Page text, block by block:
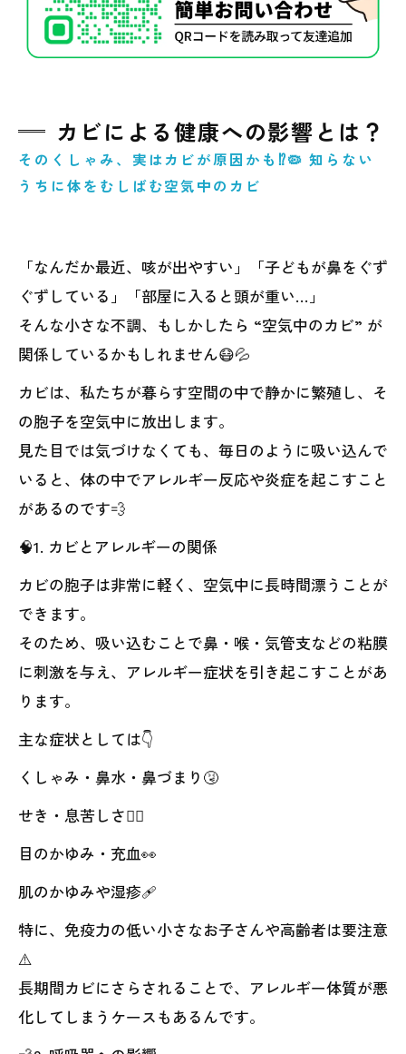
カビによる健康への影響とは？
そのくしゃみ、実はカビが原因かも⁉️🦠 知らない
うちに体をむしばむ空気中のカビ
「なんだか最近、咳が出やすい」「子どもが鼻をぐず
ぐずしている」「部屋に入ると頭が重い…」
そんな小さな不調、もしかしたら “空気中のカビ” が
関係しているかもしれません😷💦
カビは、私たちが暮らす空間の中で静かに繁殖し、そ
の胞子を空気中に放出します。
見た目では気づけなくても、毎日のように吸い込んで
いると、体の中でアレルギー反応や炎症を起こすこと
があるのです💨
🧠1. カビとアレルギーの関係
カビの胞子は非常に軽く、空気中に長時間漂うことが
できます。
そのため、吸い込むことで鼻・喉・気管支などの粘膜
に刺激を与え、アレルギー症状を引き起こすことがあ
ります。
主な症状としては👇
くしゃみ・鼻水・鼻づまり🤧
せき・息苦しさ😮‍💨
目のかゆみ・充血👀
肌のかゆみや湿疹🩹
特に、免疫力の低い小さなお子さんや高齢者は要注意
⚠️
長期間カビにさらされることで、アレルギー体質が悪
化してしまうケースもあるんです。